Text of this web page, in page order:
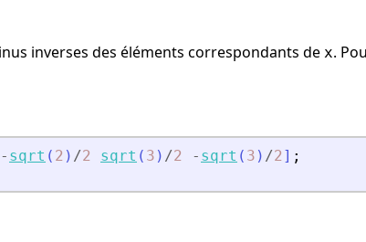
inverses des éléments correspondants de x.
- sqrt ( 2 ) /2 sqrt ( 3 ) /2 - sqrt ( 3 ) /2] ;